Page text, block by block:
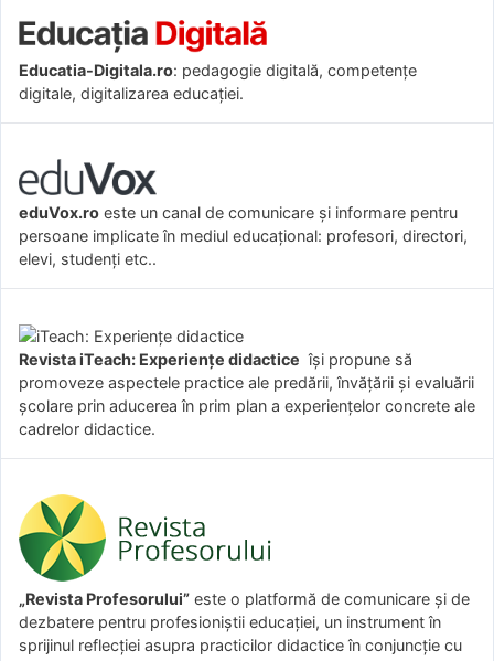
Educatia-Digitala.ro: pedagogie digitală, competențe
digitale, digitalizarea educației.
eduVox.ro este un canal de comunicare și informare pentru
persoane implicate în mediul educațional: profesori, directori,
elevi, studenți etc..
Revista iTeach: Experienţe didactice îşi propune să
promoveze aspectele practice ale predării, învăţării şi evaluării
şcolare prin aducerea în prim plan a experienţelor concrete ale
cadrelor didactice.
„Revista Profesorului” este o platformă de comunicare și de
dezbatere pentru profesioniștii educației, un instrument în
sprijinul reflecției asupra practicilor didactice în conjuncție cu